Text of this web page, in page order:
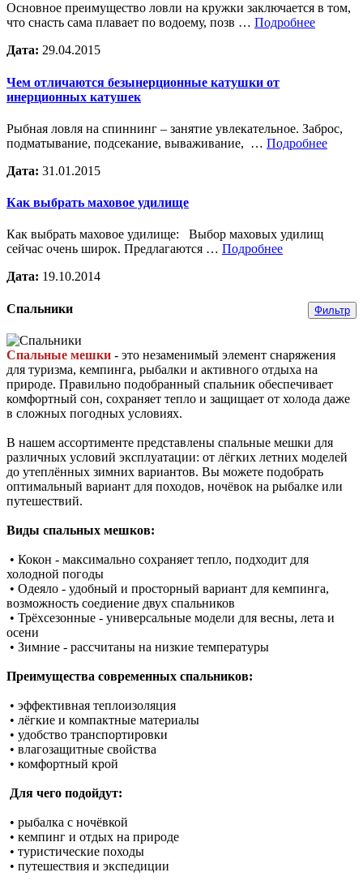
Основное преимущество ловли на кружки заключается в том,
что снасть сама плавает по водоему, позв … Подробнее
Дата: 29.04.2015
Чем отличаются безынерционные катушки от
инерционных катушек
Рыбная ловля на спиннинг – занятие увлекательное. Заброс,
подматывание, подсекание, вываживание, … Подробнее
Дата: 31.01.2015
Как выбрать маховое удилище
Как выбрать маховое удилище: Выбор маховых удилищ
сейчас очень широк. Предлагаются … Подробнее
Дата: 19.10.2014
Фильтр
Спальники
Спальные мешки - это незаменимый элемент снаряжения
для туризма, кемпинга, рыбалки и активного отдыха на
природе. Правильно подобранный спальник обеспечивает
комфортный сон, сохраняет тепло и защищает от холода даже
в сложных погодных условиях.
В нашем ассортименте представлены спальные мешки для
различных условий эксплуатации: от лёгких летних моделей
до утеплённых зимних вариантов. Вы можете подобрать
оптимальный вариант для походов, ночёвок на рыбалке или
путешествий.
Виды спальных мешков:
• Кокон - максимально сохраняет тепло, подходит для
холодной погоды
• Одеяло - удобный и просторный вариант для кемпинга,
возможность соедиение двух спальников
• Трёхсезонные - универсальные модели для весны, лета и
осени
• Зимние - рассчитаны на низкие температуры
Преимущества современных спальников:
• эффективная теплоизоляция
• лёгкие и компактные материалы
• удобство транспортировки
• влагозащитные свойства
• комфортный крой
Для чего подойдут:
• рыбалка с ночёвкой
• кемпинг и отдых на природе
• туристические походы
• путешествия и экспедиции